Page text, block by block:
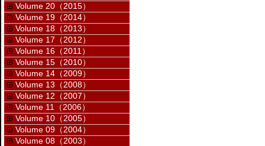
Volume 20（2015）
Volume 19（2014）
Volume 18（2013）
Volume 17（2012）
Volume 16（2011）
Volume 15（2010）
Volume 14（2009）
Volume 13（2008）
Volume 12（2007）
Volume 11（2006）
Volume 10（2005）
Volume 09（2004）
Volume 08（2003）